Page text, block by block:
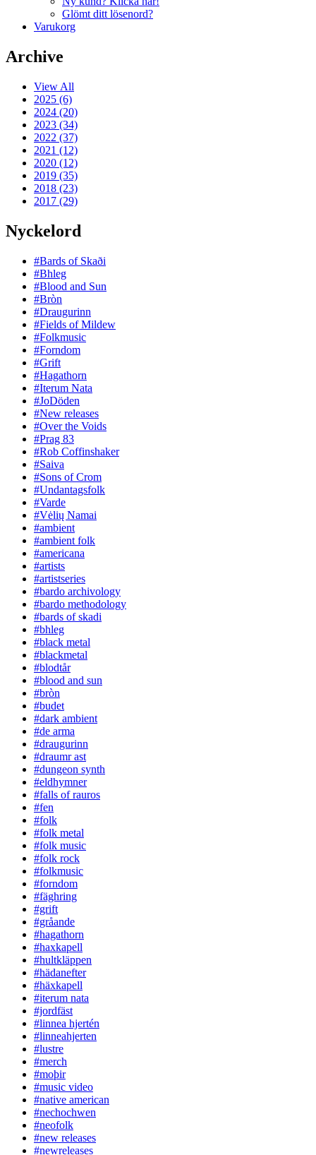
Glömt ditt lösenord?
Varukorg
Archive
View All
2025 (6)
2024 (20)
2023 (34)
2022 (37)
2021 (12)
2020 (12)
2019 (35)
2018 (23)
2017 (29)
Nyckelord
#Bards of Skaði
#Bhleg
#Blood and Sun
#Bròn
#Draugurinn
#Fields of Mildew
#Folkmusic
#Forndom
#Grift
#Hagathorn
#Iterum Nata
#JoDöden
#New releases
#Over the Voids
#Prag 83
#Rob Coffinshaker
#Saiva
#Sons of Crom
#Undantagsfolk
#Varde
#Vėlių Namai
#ambient
#ambient folk
#americana
#artists
#artistseries
#bardo archivology
#bardo methodology
#bards of skadi
#bhleg
#black metal
#blackmetal
#blodtår
#blood and sun
#bròn
#budet
#dark ambient
#de arma
#draugurinn
#draumr ast
#dungeon synth
#eldhymner
#falls of rauros
#fen
#folk
#folk metal
#folk music
#folk rock
#folkmusic
#forndom
#fäghring
#grift
#gråande
#hagathorn
#haxkapell
#hultkläppen
#hädanefter
#häxkapell
#iterum nata
#jordfäst
#linnea hjertén
#linneahjerten
#lustre
#merch
#moþir
#music video
#native american
#nechochwen
#neofolk
#new releases
#newreleases